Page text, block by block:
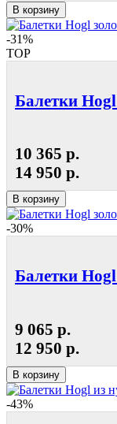
В корзину
-31%
TOP
Балетки
10 365 р.
14 950 р.
В корзину
-30%
Балетки
9 065 р.
12 950 р.
В корзину
-43%